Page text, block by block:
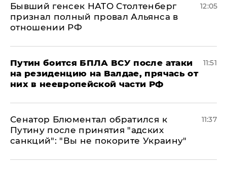
Бывший генсек НАТО Столтенберг
признал полный провал Альянса в
отношении РФ
12:05
Путин боится БПЛА ВСУ после атаки
на резиденцию на Валдае, прячась от
них в неевропейской части РФ
11:51
Сенатор Блюментал обратился к
Путину после принятия "адских
санкций": "Вы не покорите Украину"
11:37